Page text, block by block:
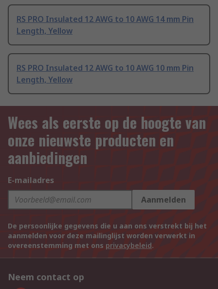
RS PRO Insulated 12 AWG to 10 AWG 14 mm Pin
Length, Yellow
RS PRO Insulated 12 AWG to 10 AWG 10 mm Pin
Length, Yellow
Wees als eerste op de hoogte van
onze nieuwste producten en
aanbiedingen
E-mailadres
Aanmelden
De persoonlijke gegevens die u aan ons verstrekt bij het
aanmelden voor deze mailinglijst worden verwerkt in
overeenstemming met ons privacybeleid.
Neem contact op